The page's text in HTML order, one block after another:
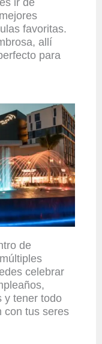
favoritas.
allí
para
de
celebrar
y tener todo
con tus seres